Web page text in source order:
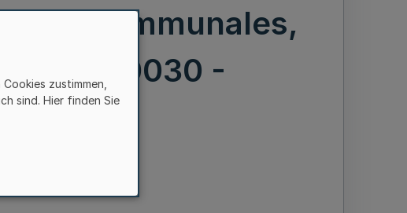
Kommunales,
1900 - 0030 -
Fonds“
zustimmen,
sind. Hier finden Sie